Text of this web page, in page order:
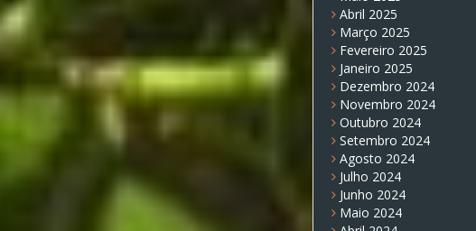
Abril 2025
Março 2025
Fevereiro 2025
Janeiro 2025
Dezembro 2024
Novembro 2024
Outubro 2024
Setembro 2024
Agosto 2024
Julho 2024
Junho 2024
Maio 2024